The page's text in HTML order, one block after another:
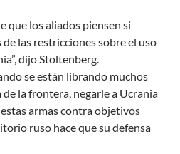
que los aliados piensen si
las restricciones sobre el uso
dijo Stoltenberg.
se están librando muchos
de la frontera, negarle a Ucrania
armas contra objetivos
ruso hace que su defensa